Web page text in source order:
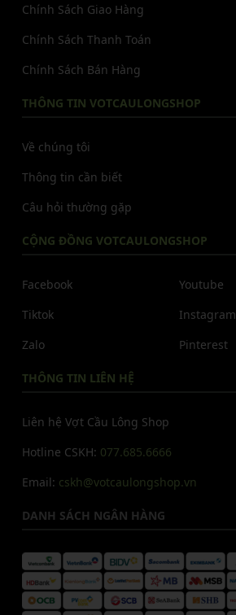
Chính Sách Giao Hàng
Chính Sách Thanh Toán
Chính Sách Bán Hàng
THÔNG TIN VOTCAULONGSHOP
Về chúng tôi
Thông tin cần biết
Câu hỏi thường gặp
CỘNG ĐỒNG VOTCAULONGSHOP
Facebook
Tiktok
Zalo
Youtube
Instagram
Pinterest
THÔNG TIN LIÊN HỆ
Liên hệ Vợt Cầu Lông Shop
Hotline CSKH: 077.685.6666
Email: cskh@votcaulongshop.vn
DANH SÁCH NGÂN HÀNG